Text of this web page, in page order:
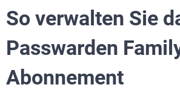
So verwalten Sie
Passwarden
Abonnement